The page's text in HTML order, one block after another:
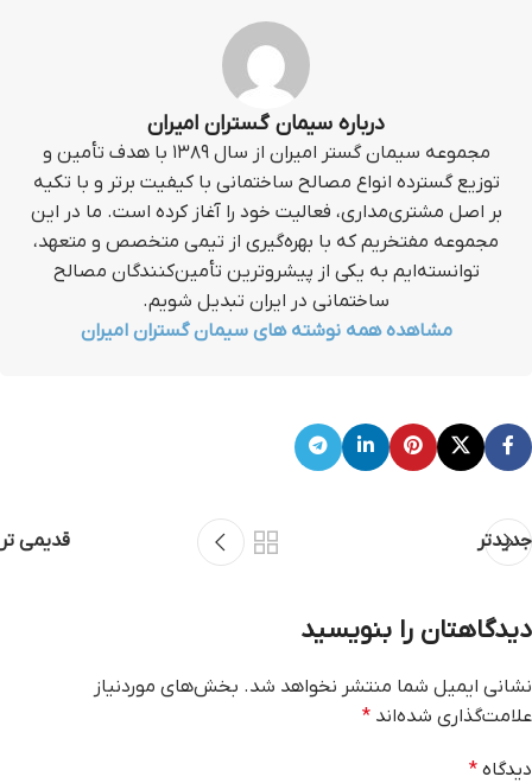
درباره سیمان گستران امیران
مجموعه سیمان گستر امیران از سال ۱۳۸۹ با هدف تأمین و
توزیع گسترده انواع مصالح ساختمانی با کیفیت برتر و با تکیه
بر اصل مشتری‌مداری، فعالیت خود را آغاز کرده است. ما در این
مجموعه مفتخریم که با بهره‌گیری از تیمی متخصص و متعهد،
توانسته‌ایم به یکی از پیشروترین تأمین‌کنندگان مصالح
ساختمانی در ایران تبدیل شویم.
مشاهده همه نوشته های سیمان گستران امیران
جدیدتر قدیمی تر
دیدگاهتان را بنویسید
نشانی ایمیل شما منتشر نخواهد شد. بخش‌های موردنیاز
علامت‌گذاری شده‌اند *
دیدگاه *